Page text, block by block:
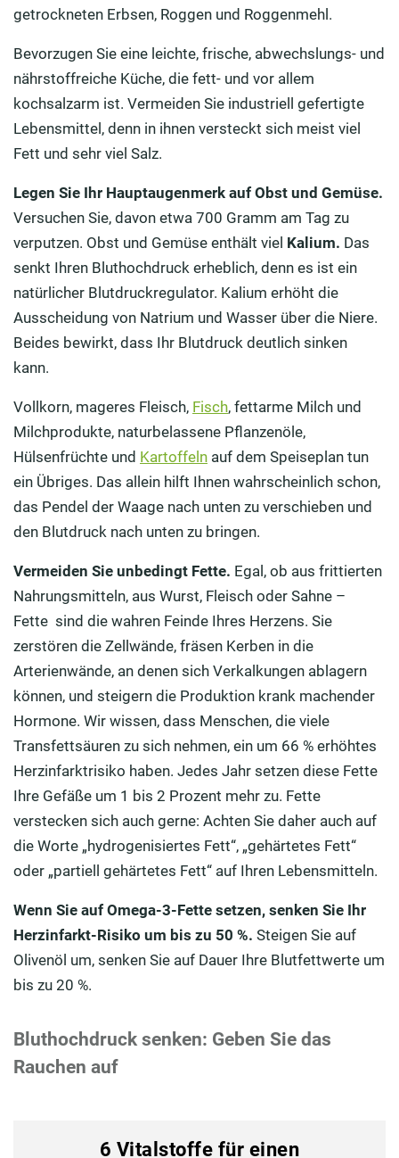
getrockneten Erbsen, Roggen und Roggenmehl.
Bevorzugen Sie eine leichte, frische, abwechslungs- und
nährstoffreiche Küche, die fett- und vor allem
kochsalzarm ist. Vermeiden Sie industriell gefertigte
Lebensmittel, denn in ihnen versteckt sich meist viel
Fett und sehr viel Salz.
Legen Sie Ihr Hauptaugenmerk auf Obst und Gemüse.
Versuchen Sie, davon etwa 700 Gramm am Tag zu
verputzen. Obst und Gemüse enthält viel Kalium. Das
senkt Ihren Bluthochdruck erheblich, denn es ist ein
natürlicher Blutdruckregulator. Kalium erhöht die
Ausscheidung von Natrium und Wasser über die Niere.
Beides bewirkt, dass Ihr Blutdruck deutlich sinken
kann.
Vollkorn, mageres Fleisch, Fisch, fettarme Milch und
Milchprodukte, naturbelassene Pflanzenöle,
Hülsenfrüchte und Kartoffeln auf dem Speiseplan tun
ein Übriges. Das allein hilft Ihnen wahrscheinlich schon,
das Pendel der Waage nach unten zu verschieben und
den Blutdruck nach unten zu bringen.
Vermeiden Sie unbedingt Fette. Egal, ob aus frittierten
Nahrungsmitteln, aus Wurst, Fleisch oder Sahne –
Fette sind die wahren Feinde Ihres Herzens. Sie
zerstören die Zellwände, fräsen Kerben in die
Arterienwände, an denen sich Verkalkungen ablagern
können, und steigern die Produktion krank machender
Hormone. Wir wissen, dass Menschen, die viele
Transfettsäuren zu sich nehmen, ein um 66 % erhöhtes
Herzinfarktrisiko haben. Jedes Jahr setzen diese Fette
Ihre Gefäße um 1 bis 2 Prozent mehr zu. Fette
verstecken sich auch gerne: Achten Sie daher auch auf
die Worte „hydrogenisiertes Fett“, „gehärtetes Fett“
oder „partiell gehärtetes Fett“ auf Ihren Lebensmitteln.
Wenn Sie auf Omega-3-Fette setzen, senken Sie Ihr
Herzinfarkt-Risiko um bis zu 50 %. Steigen Sie auf
Olivenöl um, senken Sie auf Dauer Ihre Blutfettwerte um
bis zu 20 %.
Bluthochdruck senken: Geben Sie das
Rauchen auf